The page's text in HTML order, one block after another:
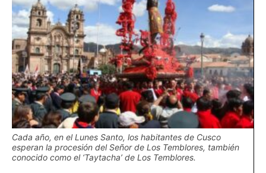
Cada año, en el Lunes Santo, los habitantes de Cusco
esperan la procesión del Señor de Los Temblores, también
conocido como el ‘Taytacha’ de Los Temblores.